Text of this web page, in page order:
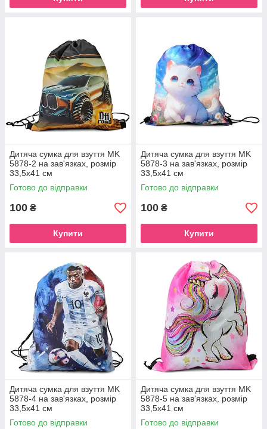
Дитяча сумка для взуття MK
5878-2 на зав'язках, розмір
33,5х41 см
Готово до відправки
100 ₴
Купити
Дитяча сумка для взуття MK
5878-3 на зав'язках, розмір
33,5х41 см
Готово до відправки
100 ₴
Купити
Дитяча сумка для взуття MK
5878-4 на зав'язках, розмір
33,5х41 см
Готово до відправки
Дитяча сумка для взуття MK
5878-5 на зав'язках, розмір
33,5х41 см
Готово до відправки